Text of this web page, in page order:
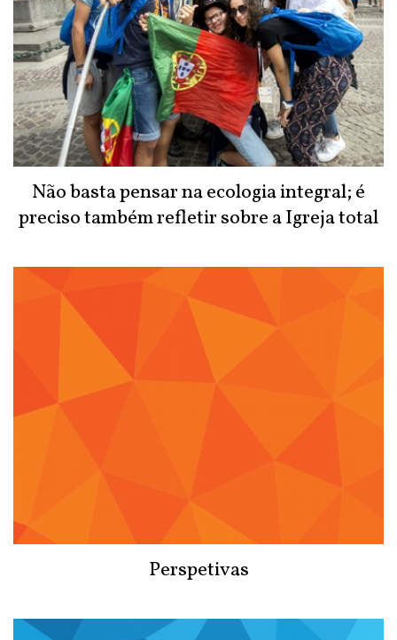
Não basta pensar na ecologia integral; é
preciso também refletir sobre a Igreja total
Perspetivas